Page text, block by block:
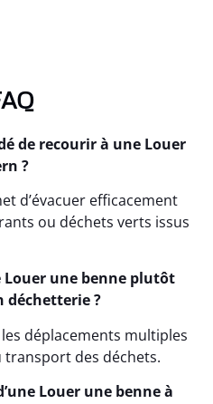
de recourir à une Louer
?
d’évacuer efficacement
ou déchets verts issus
une benne plutôt
déchetterie ?
déplacements multiples
transport des déchets.
Louer une benne à